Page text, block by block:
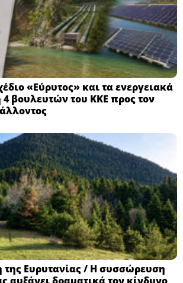
«Εύρυτος» και τα ενεργειακά
βουλευτών του ΚΚΕ προς τον
της Ευρυτανίας / Η συσσώρευση